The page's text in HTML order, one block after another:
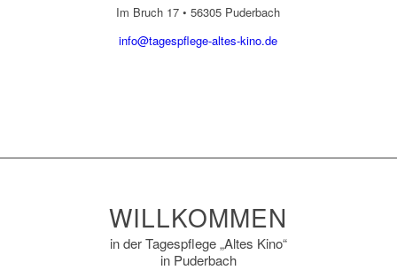
Im Bruch 17 • 56305 Puderbach
info@tagespflege-altes-kino.de
WILLKOMMEN
in der Tagespflege „Altes Kino“
in Puderbach